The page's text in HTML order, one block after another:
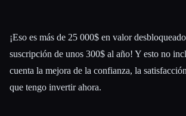
¡Eso es más de 25 000$ en valor
suscripción de unos 300$ al año! Y esto no
cuenta la mejora de la confianza, la
que tengo invertir ahora.